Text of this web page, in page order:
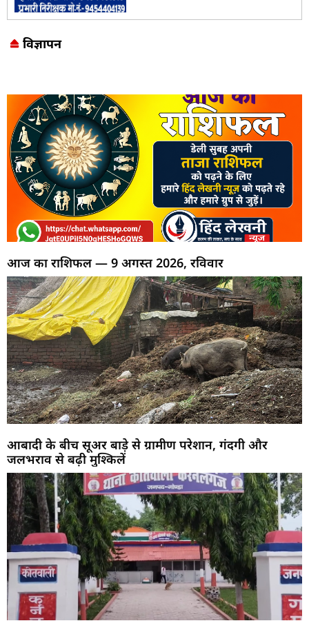
विज्ञापन
आज का राशिफल — 9 अगस्त 2026, रविवार
आबादी के बीच सूअर बाड़े से ग्रामीण परेशान, गंदगी और
जलभराव से बढ़ी मुश्किलें